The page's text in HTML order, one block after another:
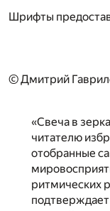
Шрифты
© Дмитрий
«Свеча в
читателю
отобранные
ритмических